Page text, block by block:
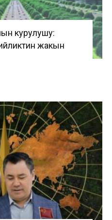
курулушу:
жакын